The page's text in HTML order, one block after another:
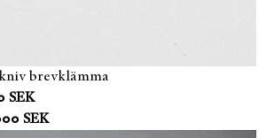
brevklämma
SEK
SEK